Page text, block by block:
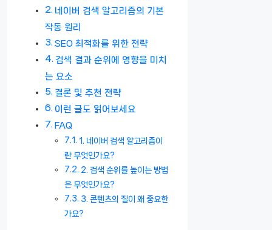
네이버 검색 알고리즘의 기본
작동 원리
SEO 최적화를 위한 전략
검색 결과 순위에 영향을 미치
는 요소
결론 및 추천 전략
이런 글도 읽어보세요
FAQ
1. 네이버 검색 알고리즘이
란 무엇인가요?
2. 검색 순위를 높이는 방법
은 무엇인가요?
3. 콘텐츠의 질이 왜 중요한
가요?